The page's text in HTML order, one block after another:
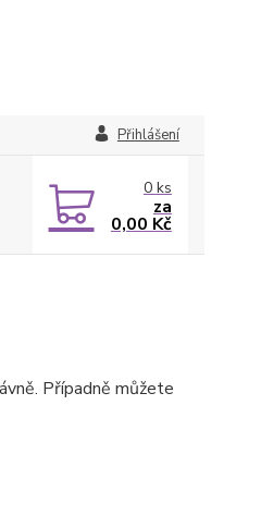
Přihlášení
0 ks
za
0,00 Kč
Případně můžete